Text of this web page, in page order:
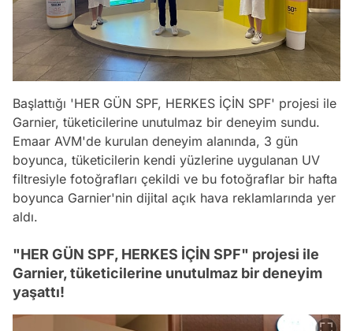
Başlattığı 'HER GÜN SPF, HERKES İÇİN SPF' projesi ile
Garnier, tüketicilerine unutulmaz bir deneyim sundu.
Emaar AVM'de kurulan deneyim alanında, 3 gün
boyunca, tüketicilerin kendi yüzlerine uygulanan UV
filtresiyle fotoğrafları çekildi ve bu fotoğraflar bir hafta
boyunca Garnier'nin dijital açık hava reklamlarında yer
aldı.
"HER GÜN SPF, HERKES İÇİN SPF" projesi ile
Garnier, tüketicilerine unutulmaz bir deneyim
yaşattı!